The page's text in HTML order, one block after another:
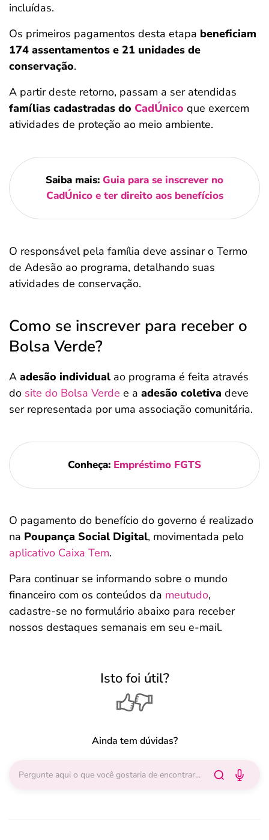
incluídas.
Os primeiros pagamentos desta etapa beneficiam
174 assentamentos e 21 unidades de
conservação.
A partir deste retorno, passam a ser atendidas
famílias cadastradas do CadÚnico que exercem
atividades de proteção ao meio ambiente.
Saiba mais: Guia para se inscrever no
CadÚnico e ter direito aos benefícios
O responsável pela família deve assinar o Termo
de Adesão ao programa, detalhando suas
atividades de conservação.
Como se inscrever para receber o
Bolsa Verde?
A adesão individual ao programa é feita através
do site do Bolsa Verde e a adesão coletiva deve
ser representada por uma associação comunitária.
Conheça: Empréstimo FGTS
O pagamento do benefício do governo é realizado
na Poupança Social Digital, movimentada pelo
aplicativo Caixa Tem.
Para continuar se informando sobre o mundo
financeiro com os conteúdos da meutudo,
cadastre-se no formulário abaixo para receber
nossos destaques semanais em seu e-mail.
Isto foi útil?
Ainda tem dúvidas?